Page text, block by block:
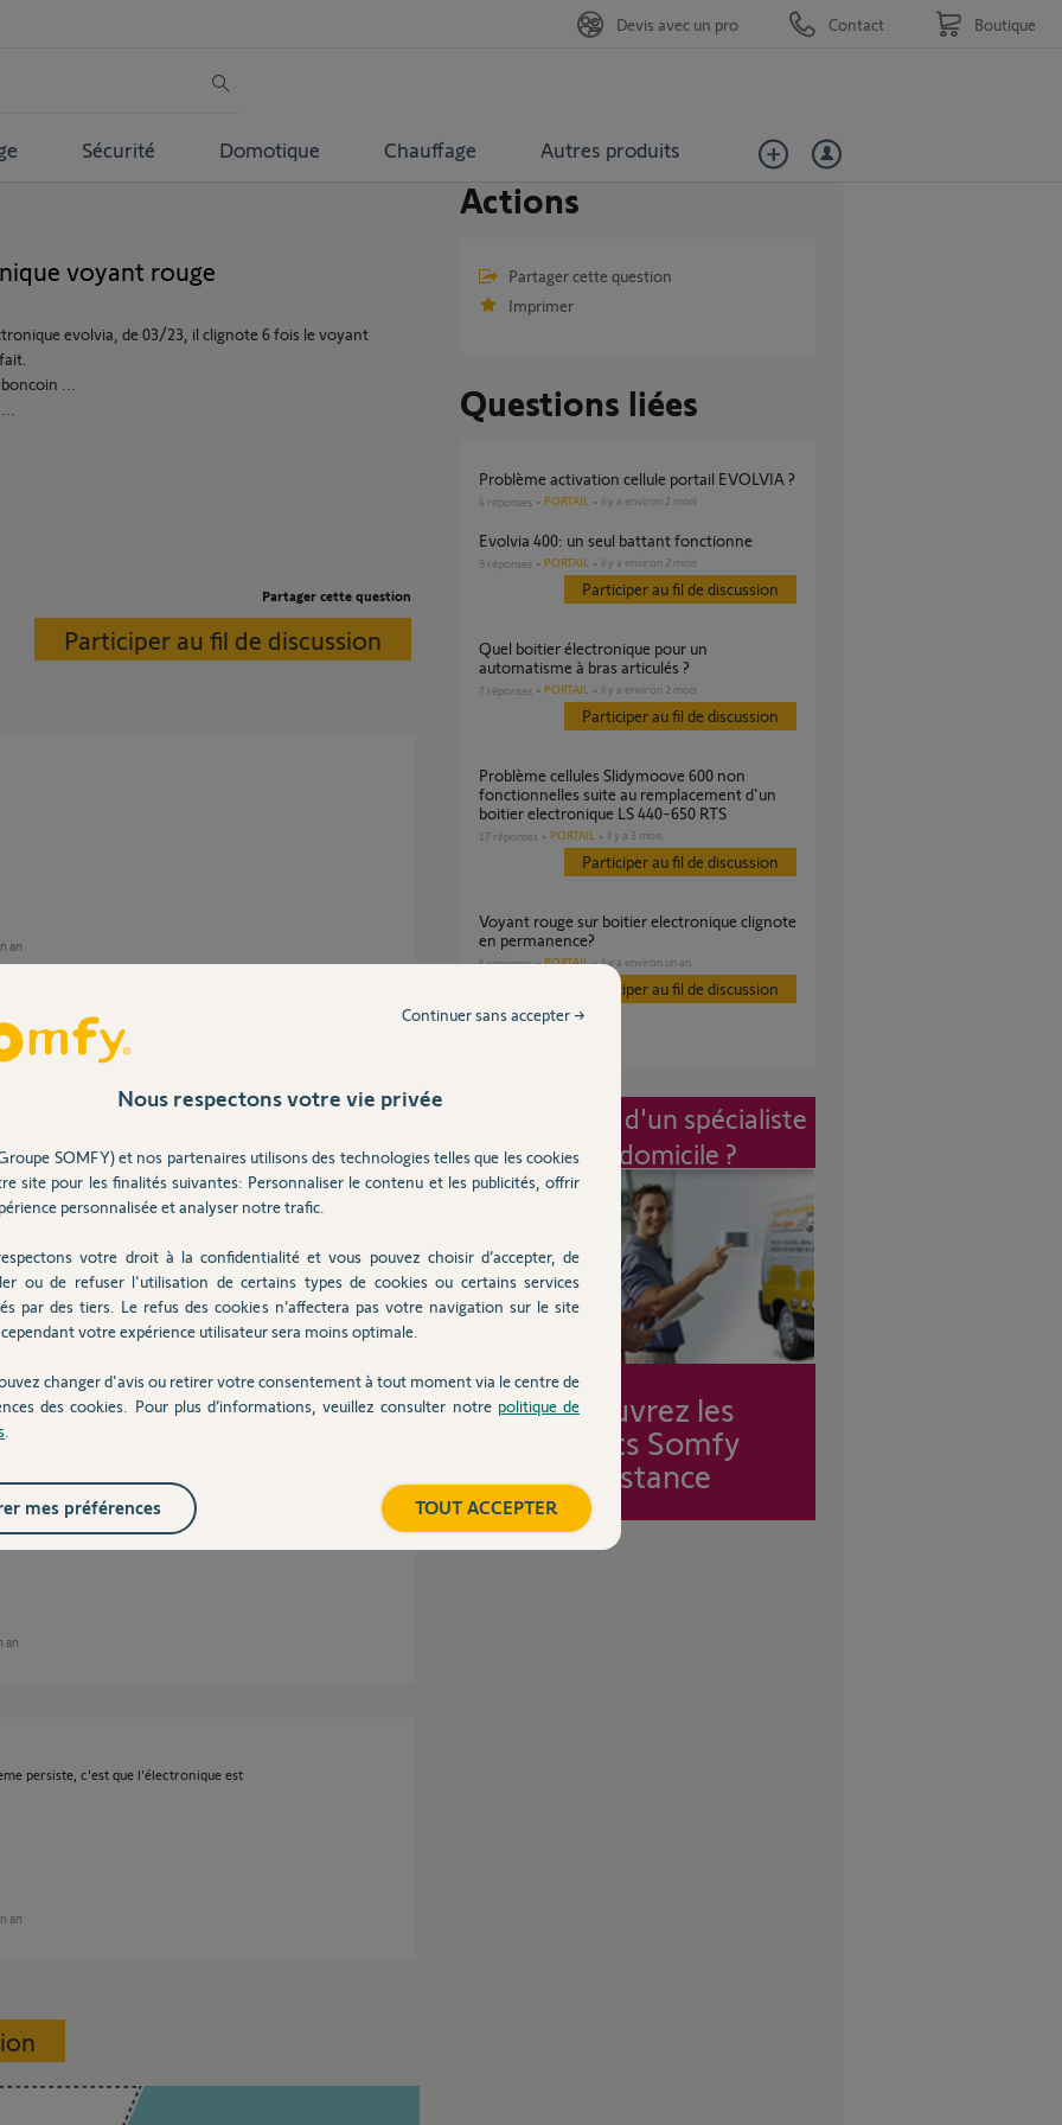
Sécurité Domotique Chauffage Autres produits
Devis avec un pro Contact Boutique
voyant rouge
evolvia, de 03/23, il clignote 6 fois le voyant
...
Partager cette question
Participer au fil de discussion
an
le voyant rouge clignote tout de
défaut
an
t'il ?
an
l'alimentation 230v ou la batterie de
an
persiste, c'est que l'électronique est
an
Actions
Partager cette question
Imprimer
Questions liées
Problème activation cellule portail EVOLVIA ?
4 réponses PORTAIL il y a environ 2 mois
Evolvia 400: un seul battant fonctionne
9 réponses PORTAIL il y a environ 2 mois
Participer au fil de discussion
Quel boitier électronique pour un
automatisme à bras articulés ?
7 réponses PORTAIL il y a environ 2 mois
Participer au fil de discussion
Problème cellules Slidymoove 600 non
fonctionnelles suite au remplacement d'un
boitier electronique LS 440-650 RTS
17 réponses PORTAIL il y a 3 mois
Participer au fil de discussion
Voyant rouge sur boitier electronique clignote
en permanence?
6réponses PORTAIL il y a environ un an
Participer au fil de discussion
Intervention d'un spécialiste
à mon domicile ?
Découvrez les
forfaits Somfy
Assistance
Nous respectons votre vie privée
SOMFY) et nos partenaires utilisons des technologies telles que les cookies
site pour les finalités suivantes: Personnaliser le contenu et les publicités, offrir
personnalisée et analyser notre trafic.
votre droit à la confidentialité et vous pouvez choisir d’accepter, de
ou de refuser l'utilisation de certains types de cookies ou certains services
par des tiers. Le refus des cookies n’affectera pas votre navigation sur le site
votre expérience utilisateur sera moins optimale.
changer d'avis ou retirer votre consentement à tout moment via le centre de
des cookies. Pour plus d’informations, veuillez consulter notre politique de
Continuer sans accepter →
TOUT ACCEPTER
mes préférences